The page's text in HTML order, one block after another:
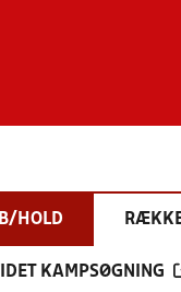
HOLD
KAMPSØGNING